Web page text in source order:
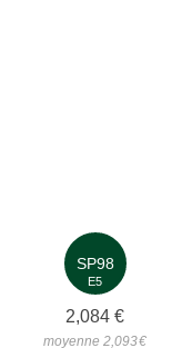
SP98
E5
2,084 €
moyenne 2,093€